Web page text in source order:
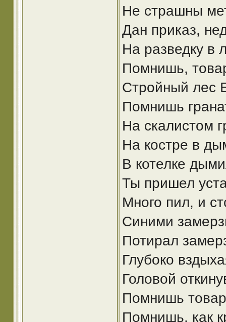
Не страшны
Дан приказ,
На разведку в
Помнишь,
Стройный лес
Пoмнишь
На скалистом
На костре в
В котелке
Ты пришел
Много пил, и
Синими
Потирал
Глубоко
Головой
Помнишь
Помнишь, как